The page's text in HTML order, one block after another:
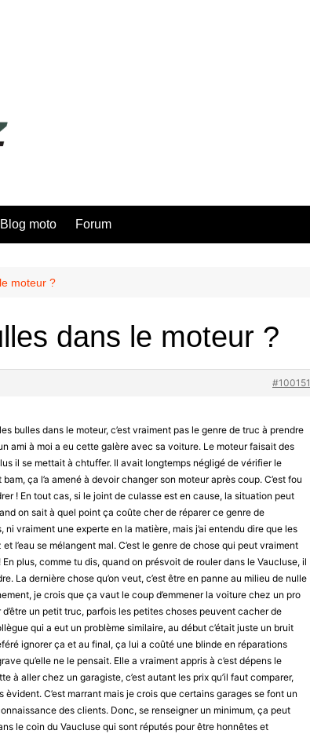
Blog moto Forum
moteur ?
dans le moteur ?
#100151
bulles dans le moteur, c’est vraiment pas le genre de truc à prendre
ami à moi a eu cette galère avec sa voiture. Le moteur faisait des
il se mettait à chtuffer. Il avait longtemps négligé de vérifier le
ça l’a amené à devoir changer son moteur après coup. C’est fou
! En tout cas, si le joint de culasse est en cause, la situation peut
on sait à quel point ça coûte cher de réparer ce genre de
vraiment une experte en la matière, mais j’ai entendu dire que les
l’eau se mélangent mal. C’est le genre de chose qui peut vraiment
plus, comme tu dis, quand on présvoit de rouler dans le Vaucluse, il
La dernière chose qu’on veut, c’est être en panne au milieu de nulle
je crois que ça vaut le coup d’emmener la voiture chez un pro
d’être un petit truc, parfois les petites choses peuvent cacher de
qui a eut un problème similaire, au début c’était juste un bruit
ignorer ça et au final, ça lui a coûté une blinde en réparations
qu’elle ne le pensait. Elle a vraiment appris à c’est dépens le
à aller chez un garagiste, c’est autant les prix qu’il faut comparer,
èvident. C’est marrant mais je crois que certains garages se font un
des clients. Donc, se renseigner un minimum, ça peut
le coin du Vaucluse qui sont réputés pour être honnêtes et